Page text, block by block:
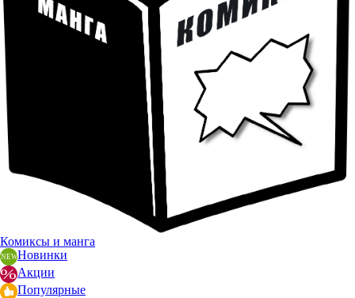
Комиксы и манга
Новинки
Акции
Популярные